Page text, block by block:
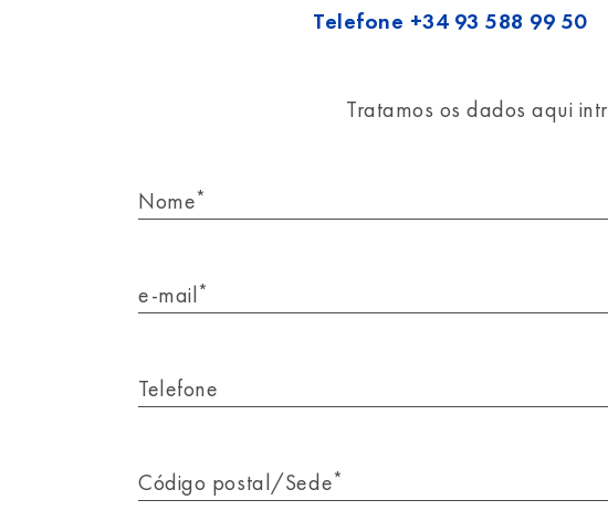
Telefone +34 93 588 99 50
Tratamos os dados aqui
Nome*
e-mail*
Telefone
Código postal/Sede*